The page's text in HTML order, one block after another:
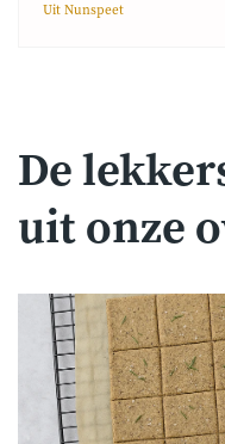
Uit Nunspeet
De
uit onze